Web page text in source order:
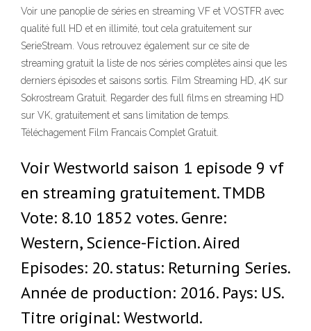
Voir une panoplie de séries en streaming VF et VOSTFR avec
qualité full HD et en illimité, tout cela gratuitement sur
SerieStream. Vous retrouvez également sur ce site de
streaming gratuit la liste de nos séries complètes ainsi que les
derniers épisodes et saisons sortis. Film Streaming HD, 4K sur
Sokrostream Gratuit. Regarder des full films en streaming HD
sur VK, gratuitement et sans limitation de temps.
Téléchagement Film Francais Complet Gratuit.
Voir Westworld saison 1 episode 9 vf
en streaming gratuitement. TMDB
Vote: 8.10 1852 votes. Genre:
Western, Science-Fiction. Aired
Episodes: 20. status: Returning Series.
Année de production: 2016. Pays: US.
Titre original: Westworld.